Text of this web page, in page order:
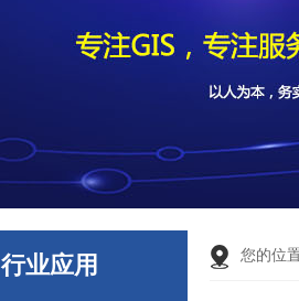
行业应用 您的位